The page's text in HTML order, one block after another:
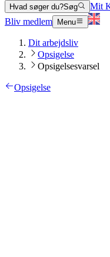
Hvad søger du?Søg
Mit
Bliv medlem
Menu
Dit arbejdsliv
Opsigelse
Opsigelsesvarsel
Opsigelse